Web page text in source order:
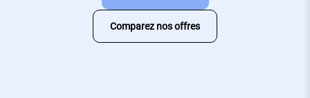
Comparez nos offres